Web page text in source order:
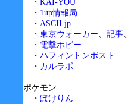
・ KAI-YOU
・ 1up情報局
・ ASCII.jp
・ 東京ウォーカー、 記事、
・ 電撃ホビー
・ ハフィントンポスト
・ カルラボ
ポケモン
・ ぽけりん